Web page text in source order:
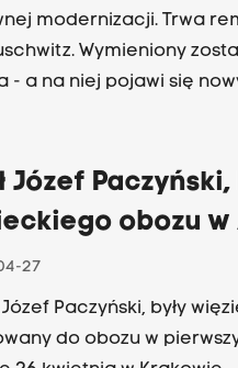
modernizacji. Trwa
Wymieniony
- a na niej pojawi się
Prace potrwają do
Józef
obozu w
27
Józef Paczyński, były
do obozu w